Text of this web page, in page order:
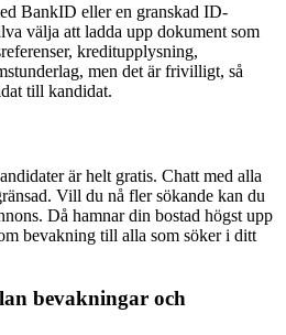
BankID eller en granskad ID-
välja att ladda upp dokument som
kreditupplysning,
men det är frivilligt, så
till kandidat.
är helt gratis. Chatt med alla
Vill du nå fler sökande kan du
Då hamnar din bostad högst upp
bevakning till alla som söker i ditt
bevakningar och